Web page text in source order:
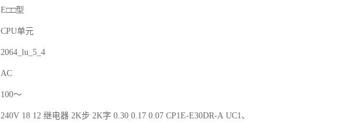
E□□型
CPU单元
2064_lu_5_4
AC
100～
240V 18 12 继电器 2K步 2K字 0.30 0.17 0.07 CP1E-E30DR-A UC1、